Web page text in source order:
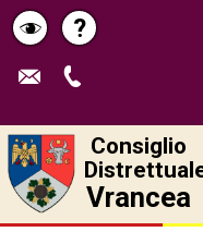
Schimbă
contrastul
Pagina
de
?
Consiglio
Vrancea